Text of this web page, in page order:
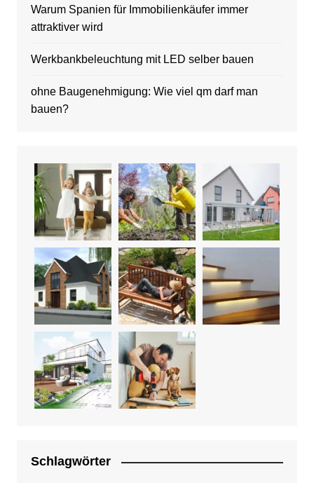
Warum Spanien für Immobilienkäufer immer
attraktiver wird
Werkbankbeleuchtung mit LED selber bauen
ohne Baugenehmigung: Wie viel qm darf man
bauen?
Schlagwörter